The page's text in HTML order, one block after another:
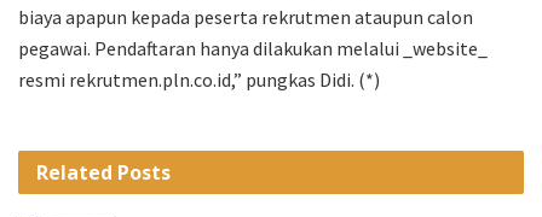
biaya apapun kepada peserta rekrutmen ataupun calon
pegawai. Pendaftaran hanya dilakukan melalui _website_
resmi rekrutmen.pln.co.id,” pungkas Didi. (*)
Related Posts